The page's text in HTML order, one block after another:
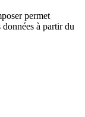
permet
à partir du